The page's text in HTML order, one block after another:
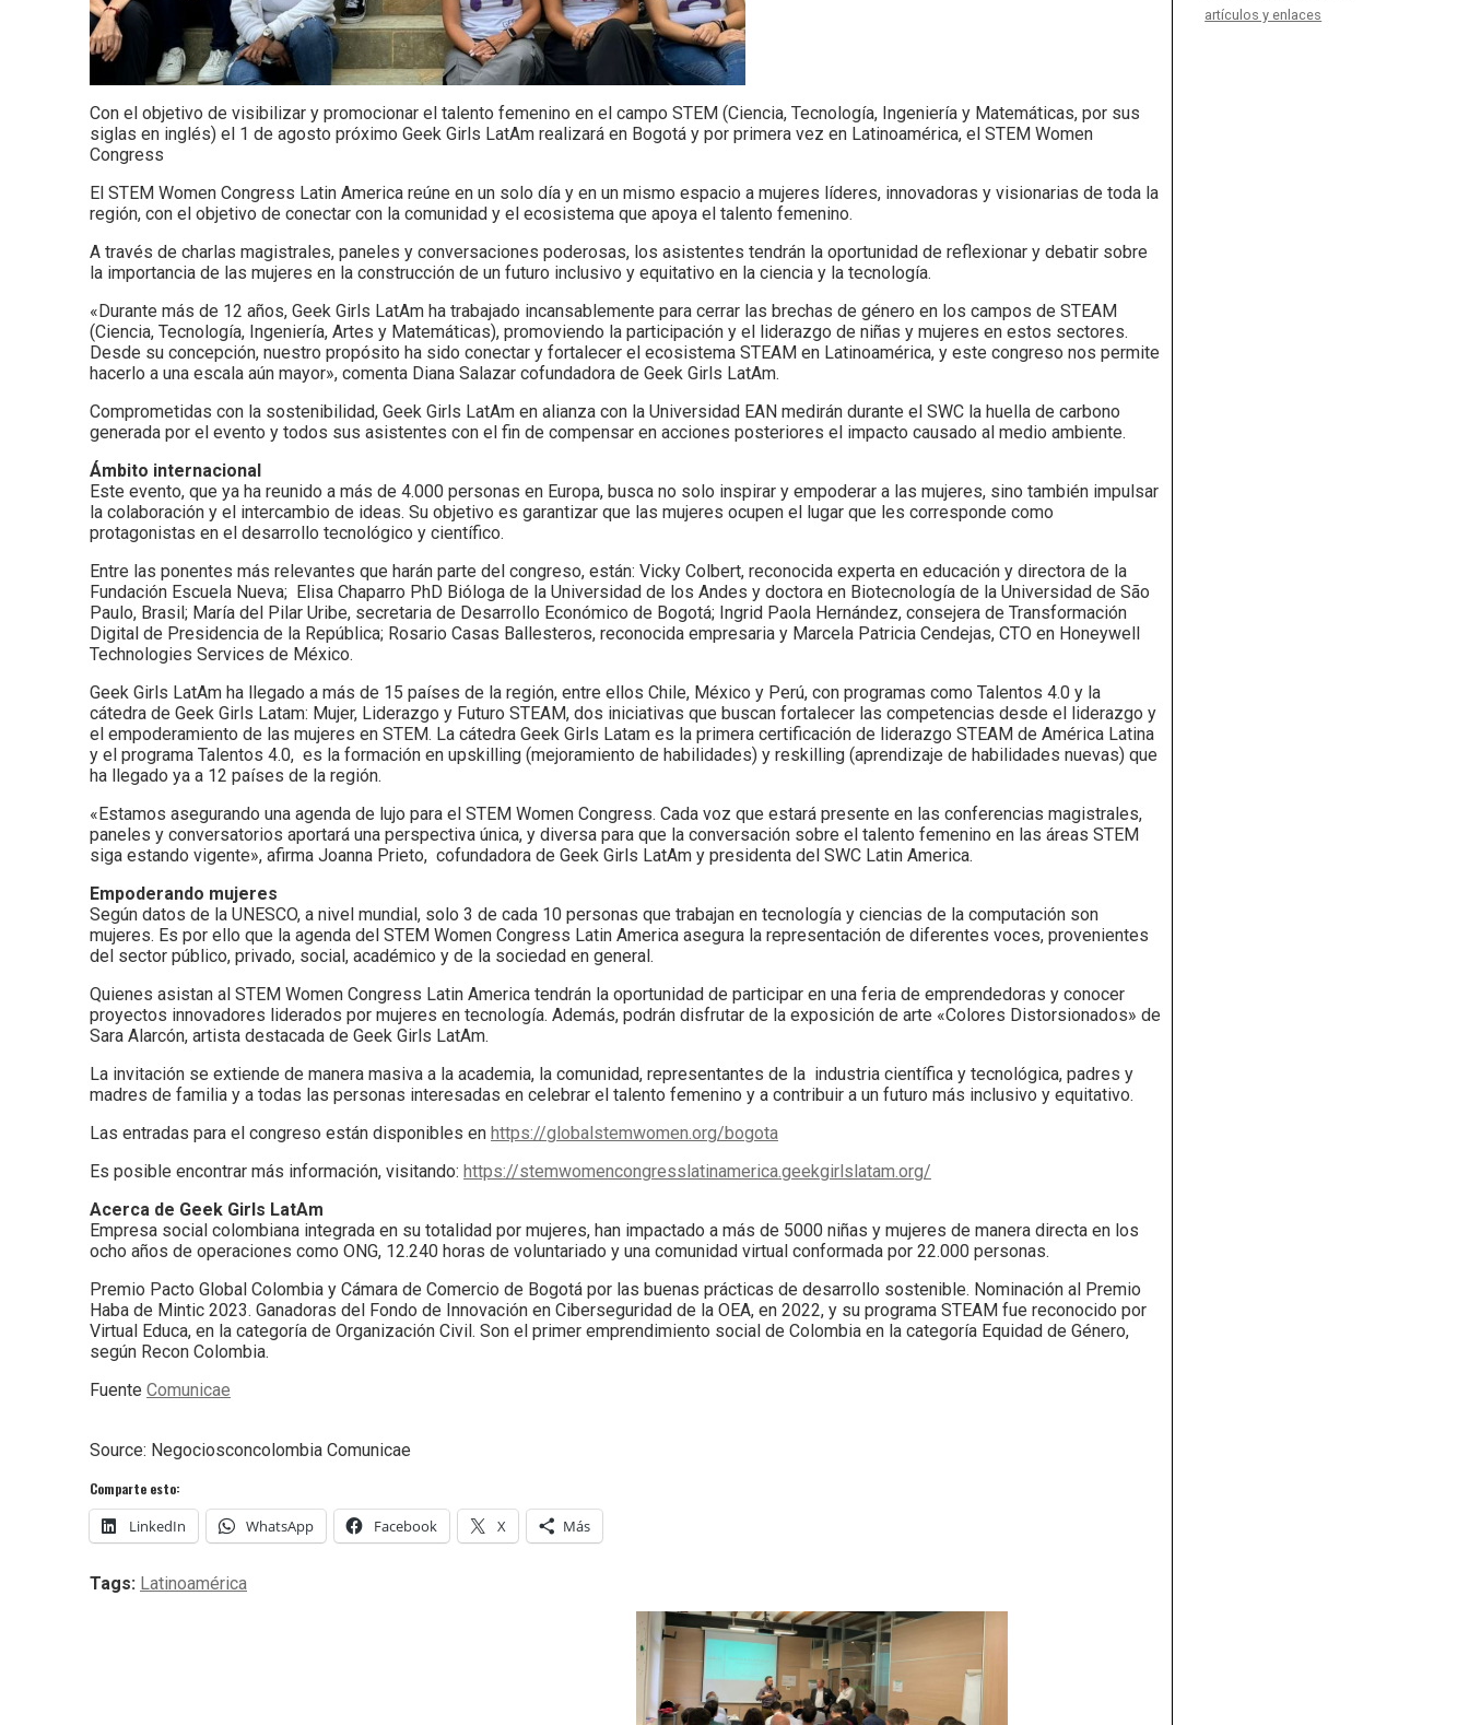
Con el objetivo de visibilizar y promocionar el talento femenino en el campo STEM (Ciencia, Tecnología, Ingeniería y Matemáticas, por sus
siglas en inglés) el 1 de agosto próximo Geek Girls LatAm realizará en Bogotá y por primera vez en Latinoamérica, el STEM Women
Congress
El STEM Women Congress Latin America reúne en un solo día y en un mismo espacio a mujeres líderes, innovadoras y visionarias de toda la
región, con el objetivo de conectar con la comunidad y el ecosistema que apoya el talento femenino.
A través de charlas magistrales, paneles y conversaciones poderosas, los asistentes tendrán la oportunidad de reflexionar y debatir sobre
la importancia de las mujeres en la construcción de un futuro inclusivo y equitativo en la ciencia y la tecnología.
«Durante más de 12 años, Geek Girls LatAm ha trabajado incansablemente para cerrar las brechas de género en los campos de STEAM
(Ciencia, Tecnología, Ingeniería, Artes y Matemáticas), promoviendo la participación y el liderazgo de niñas y mujeres en estos sectores.
Desde su concepción, nuestro propósito ha sido conectar y fortalecer el ecosistema STEAM en Latinoamérica, y este congreso nos permite
hacerlo a una escala aún mayor», comenta Diana Salazar cofundadora de Geek Girls LatAm.
Comprometidas con la sostenibilidad, Geek Girls LatAm en alianza con la Universidad EAN medirán durante el SWC la huella de carbono
generada por el evento y todos sus asistentes con el fin de compensar en acciones posteriores el impacto causado al medio ambiente.
Ámbito internacional
Este evento, que ya ha reunido a más de 4.000 personas en Europa, busca no solo inspirar y empoderar a las mujeres, sino también impulsar
la colaboración y el intercambio de ideas. Su objetivo es garantizar que las mujeres ocupen el lugar que les corresponde como
protagonistas en el desarrollo tecnológico y científico.
Entre las ponentes más relevantes que harán parte del congreso, están: Vicky Colbert, reconocida experta en educación y directora de la
Fundación Escuela Nueva; Elisa Chaparro PhD Bióloga de la Universidad de los Andes y doctora en Biotecnología de la Universidad de São
Paulo, Brasil; María del Pilar Uribe, secretaria de Desarrollo Económico de Bogotá; Ingrid Paola Hernández, consejera de Transformación
Digital de Presidencia de la República; Rosario Casas Ballesteros, reconocida empresaria y Marcela Patricia Cendejas, CTO en Honeywell
Technologies Services de México.
Geek Girls LatAm ha llegado a más de 15 países de la región, entre ellos Chile, México y Perú, con programas como Talentos 4.0 y la
cátedra de Geek Girls Latam: Mujer, Liderazgo y Futuro STEAM, dos iniciativas que buscan fortalecer las competencias desde el liderazgo y
el empoderamiento de las mujeres en STEM. La cátedra Geek Girls Latam es la primera certificación de liderazgo STEAM de América Latina
y el programa Talentos 4.0, es la formación en upskilling (mejoramiento de habilidades) y reskilling (aprendizaje de habilidades nuevas) que
ha llegado ya a 12 países de la región.
«Estamos asegurando una agenda de lujo para el STEM Women Congress. Cada voz que estará presente en las conferencias magistrales,
paneles y conversatorios aportará una perspectiva única, y diversa para que la conversación sobre el talento femenino en las áreas STEM
siga estando vigente», afirma Joanna Prieto, cofundadora de Geek Girls LatAm y presidenta del SWC Latin America.
Empoderando mujeres
Según datos de la UNESCO, a nivel mundial, solo 3 de cada 10 personas que trabajan en tecnología y ciencias de la computación son
mujeres. Es por ello que la agenda del STEM Women Congress Latin America asegura la representación de diferentes voces, provenientes
del sector público, privado, social, académico y de la sociedad en general.
Quienes asistan al STEM Women Congress Latin America tendrán la oportunidad de participar en una feria de emprendedoras y conocer
proyectos innovadores liderados por mujeres en tecnología. Además, podrán disfrutar de la exposición de arte «Colores Distorsionados» de
Sara Alarcón, artista destacada de Geek Girls LatAm.
La invitación se extiende de manera masiva a la academia, la comunidad, representantes de la industria científica y tecnológica, padres y
madres de familia y a todas las personas interesadas en celebrar el talento femenino y a contribuir a un futuro más inclusivo y equitativo.
Las entradas para el congreso están disponibles en https://globalstemwomen.org/bogota
Es posible encontrar más información, visitando: https://stemwomencongresslatinamerica.geekgirlslatam.org/
Acerca de Geek Girls LatAm
Empresa social colombiana integrada en su totalidad por mujeres, han impactado a más de 5000 niñas y mujeres de manera directa en los
ocho años de operaciones como ONG, 12.240 horas de voluntariado y una comunidad virtual conformada por 22.000 personas.
Premio Pacto Global Colombia y Cámara de Comercio de Bogotá por las buenas prácticas de desarrollo sostenible. Nominación al Premio
Haba de Mintic 2023. Ganadoras del Fondo de Innovación en Ciberseguridad de la OEA, en 2022, y su programa STEAM fue reconocido por
Virtual Educa, en la categoría de Organización Civil. Son el primer emprendimiento social de Colombia en la categoría Equidad de Género,
según Recon Colombia.
Fuente Comunicae
Source: Negociosconcolombia Comunicae
Comparte esto:
LinkedIn WhatsApp Facebook X Más
Tags: Latinoamérica
artículos y enlaces